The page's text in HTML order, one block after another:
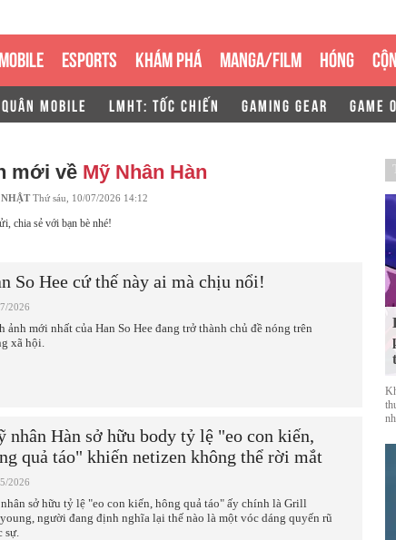
ESPORTS KHÁM PHÁ MANGA/FILM HÓNG
MOBILE LMHT: TỐC CHIẾN GAMING GEAR GAME
mới về Mỹ Nhân Hàn
NHẬTThứ sáu, 10/07/2026 14:12
chia sẻ với bạn bè nhé!
So Hee cứ thế này ai mà chịu nổi!
2026
ảnh mới nhất của Han So Hee đang trở thành chủ đề nóng trên
xã hội.
nhân Hàn sở hữu body tỷ lệ "eo con kiến,
quả táo" khiến netizen không thể rời mắt
2026
sở hữu tỷ lệ "eo con kiến, hông quả táo" ấy chính là Grill
người đang định nghĩa lại thế nào là một vóc dáng quyến rũ
sự.